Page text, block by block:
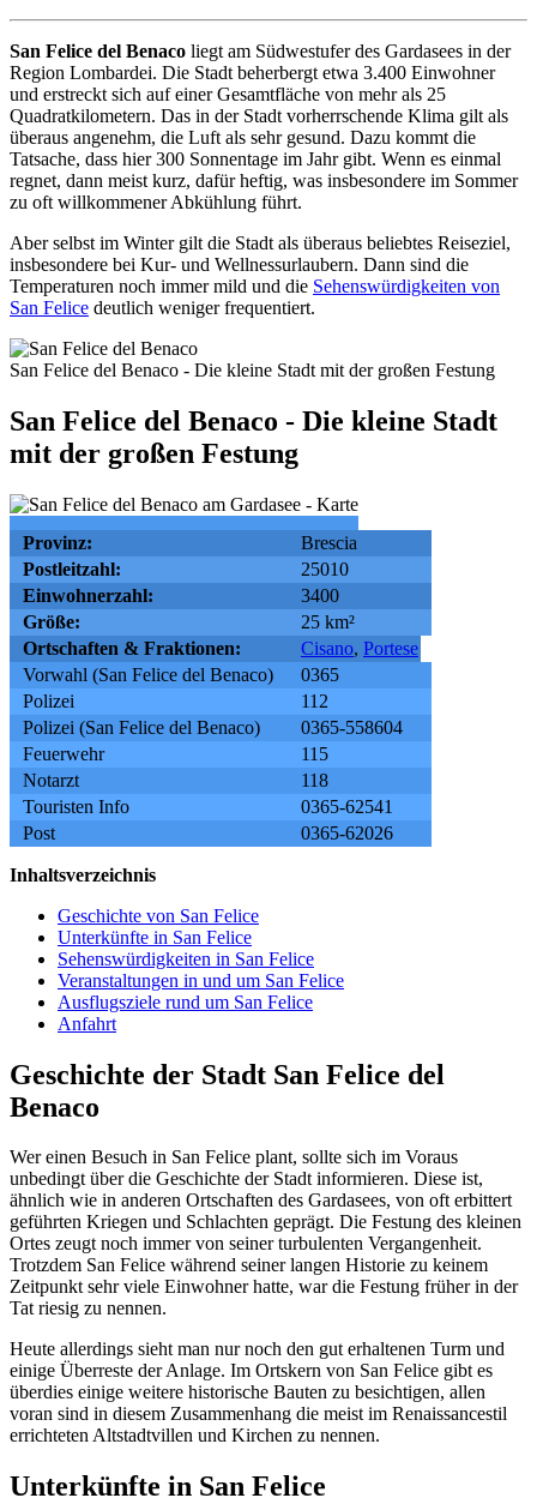
San Felice del Benaco liegt am Südwestufer des Gardasees in der
Region Lombardei. Die Stadt beherbergt etwa 3.400 Einwohner
und erstreckt sich auf einer Gesamtfläche von mehr als 25
Quadratkilometern. Das in der Stadt vorherrschende Klima gilt als
überaus angenehm, die Luft als sehr gesund. Dazu kommt die
Tatsache, dass hier 300 Sonnentage im Jahr gibt. Wenn es einmal
regnet, dann meist kurz, dafür heftig, was insbesondere im Sommer
zu oft willkommener Abkühlung führt.
Aber selbst im Winter gilt die Stadt als überaus beliebtes Reiseziel,
insbesondere bei Kur- und Wellnessurlaubern. Dann sind die
Temperaturen noch immer mild und die Sehenswürdigkeiten von
San Felice deutlich weniger frequentiert.
San Felice del Benaco - Die kleine Stadt mit der großen Festung
San Felice del Benaco - Die kleine Stadt
mit der großen Festung
Provinz:
Brescia
Postleitzahl:
25010
Einwohnerzahl:
3400
Größe:
25 km²
Ortschaften & Fraktionen:
Cisano, Portese
Vorwahl (San Felice del Benaco)
0365
Polizei
112
Polizei (San Felice del Benaco)
0365-558604
Feuerwehr
115
Notarzt
118
Touristen Info
0365-62541
Post
0365-62026
Inhaltsverzeichnis
Geschichte von San Felice
Unterkünfte in San Felice
Sehenswürdigkeiten in San Felice
Veranstaltungen in und um San Felice
Ausflugsziele rund um San Felice
Anfahrt
Geschichte der Stadt San Felice del
Benaco
Wer einen Besuch in San Felice plant, sollte sich im Voraus
unbedingt über die Geschichte der Stadt informieren. Diese ist,
ähnlich wie in anderen Ortschaften des Gardasees, von oft erbittert
geführten Kriegen und Schlachten geprägt. Die Festung des kleinen
Ortes zeugt noch immer von seiner turbulenten Vergangenheit.
Trotzdem San Felice während seiner langen Historie zu keinem
Zeitpunkt sehr viele Einwohner hatte, war die Festung früher in der
Tat riesig zu nennen.
Heute allerdings sieht man nur noch den gut erhaltenen Turm und
einige Überreste der Anlage. Im Ortskern von San Felice gibt es
überdies einige weitere historische Bauten zu besichtigen, allen
voran sind in diesem Zusammenhang die meist im Renaissancestil
errichteten Altstadtvillen und Kirchen zu nennen.
Unterkünfte in San Felice